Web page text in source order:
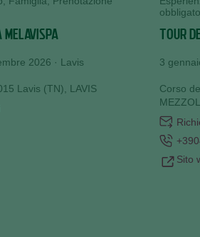
MELAVISPA
2026 · Lavis
Lavis (TN), LAVIS
TOUR
3
Corso
Sito